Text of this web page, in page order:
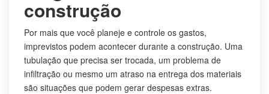
construção
Por mais que você planeje e controle os gastos,
imprevistos podem acontecer durante a construção. Uma
tubulação que precisa ser trocada, um problema de
infiltração ou mesmo um atraso na entrega dos materiais
são situações que podem gerar despesas extras.